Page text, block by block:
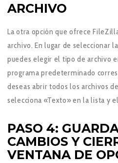
ARCHIVO
La otra opción que ofrece
archivo. En lugar de seleccionar
puedes elegir el tipo de archivo
programa predeterminado
deseas abrir todos los archivos
selecciona «Texto» en la lista y
PASO 4:
CAMBIOS Y
VENTANA DE